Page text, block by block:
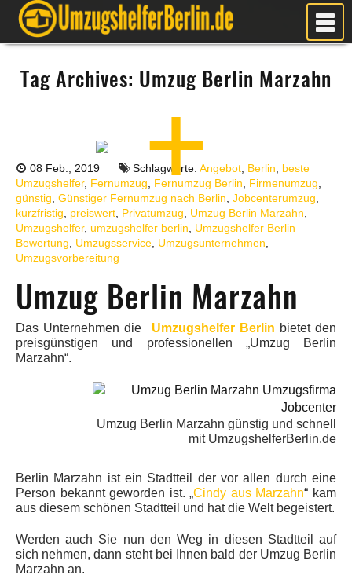
MEIN UMZUG
PREISE
UMZUGSPLANUNG
WEITERE DIENSTLEISTUNGEN
AKTUELLES
BLOG
UMZUGSKOSTEN RECHNER
KUNDENMEINUNGEN
Tag Archives: Umzug Berlin Marzahn
08 Feb., 2019 Schlagworte: Angebot Berlin
beste
Umzugshelfer, Fernumzug Fernumzug Berlin Firmenumzug
günstig Günstiger Fernumzug nach Berlin Jobcenterumzug
kurzfristig
preiswert Privatumzug Umzug Berlin Marzahn
Umzugshelfer, umzugshelfer berlin
Umzugshelfer Berlin
Bewertung
Umzugsservice Umzugsunternehmen
Umzugsvorbereitung
Umzug Berlin Marzahn
Das Unternehmen die Umzugshelfer Berlin bietet den
preisgünstigen und professionellen „Umzug Berlin
Marzahn“.
Umzug Berlin Marzahn günstig und schnell
mit UmzugshelferBerlin.de
Berlin Marzahn ist ein Stadtteil der vor allen durch eine
Person bekannt geworden ist. „Cindy aus Marzahn“ kam
aus diesem schönen Stadtteil und hat die Welt begeistert.
Werden auch Sie nun den Weg in diesen Stadtteil auf
sich nehmen, dann steht bei Ihnen bald der Umzug Berlin
Marzahn an.